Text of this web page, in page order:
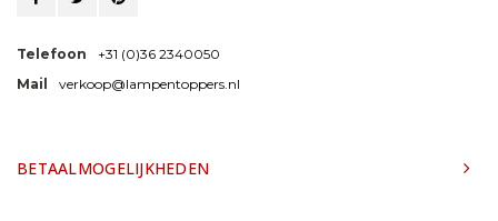
Telefoon
+31 (0)36 2340050
Mail
verkoop@lampentoppers.nl
BETAALMOGELIJKHEDEN